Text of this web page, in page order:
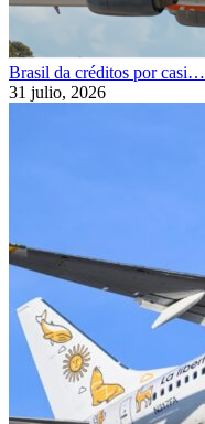
Brasil da créditos por casi…
31 julio, 2026